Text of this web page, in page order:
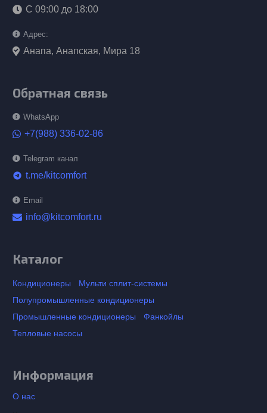
С 09:00 до 18:00
Адрес:
Анапа, Анапская, Мира 18
Обратная связь
WhatsApp
+7(988) 336-02-86
Telegram канал
telegram t.me/kitcomfort
Email
info@kitcomfort.ru
Каталог
Кондиционеры
Мульти сплит-системы
Полупромышленные кондиционеры
Промышленные кондиционеры
Фанкойлы
Тепловые насосы
Информация
О нас